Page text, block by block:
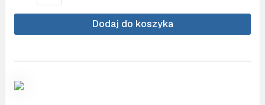
-
-
40
Dodaj do koszyka